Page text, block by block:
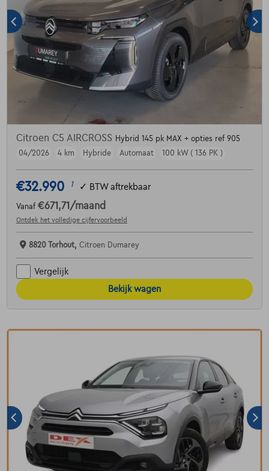
Citroen C5 AIRCROSS Hybrid 145 pk MAX + opties ref 905
04/2026
4 km Hybride Automaat 100 kW ( 136 PK )
€32.990 1 ✓ BTW aftrekbaar
Vanaf €671,71 /maand
Ontdek het volledige cijfervoorbeeld
8820 Torhout, Citroen Dumarey
Vergelijk
Bekijk wagen